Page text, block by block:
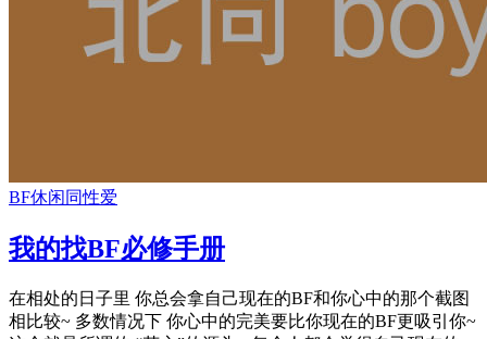
BF休闲 同性爱
我的找BF必修手册
在相处的日子里 你总会拿自己现在的BF和你心中的那个截图
相比较~ 多数情况下 你心中的完美要比你现在的BF更吸引你~